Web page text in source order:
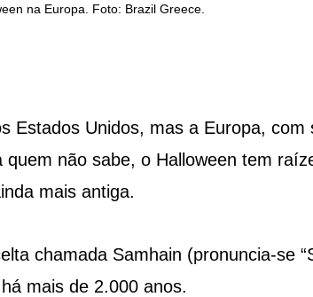
na Europa. Foto: Brazil Greece.
Estados Unidos, mas a Europa, com
não sabe, o Halloween tem
mais antiga.
chamada Samhain (pronuncia-se
mais de 2.000 anos.